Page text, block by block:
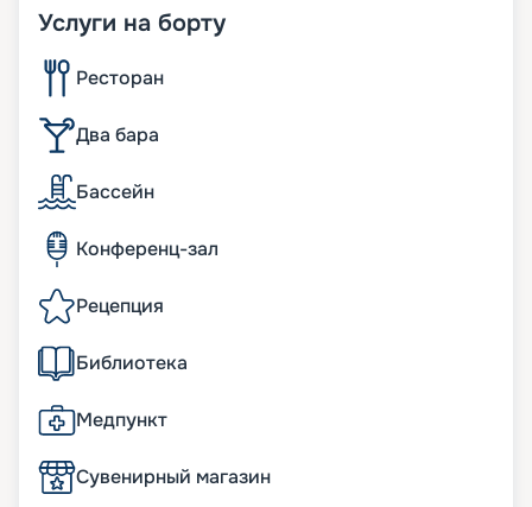
Услуги на борту
Ресторан
Два бара
Бассейн
Конференц-зал
Рецепция
Библиотека
Медпункт
Сувенирный магазин